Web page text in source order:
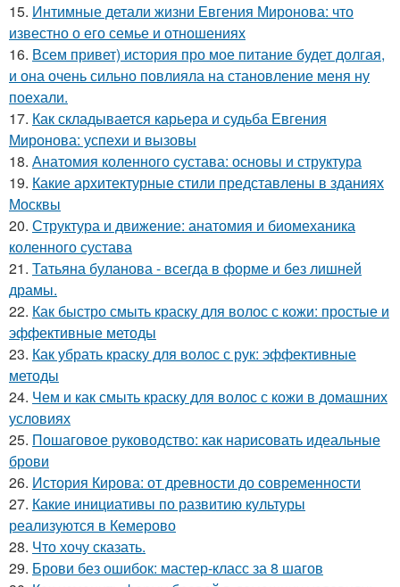
15. Интимные детали жизни Евгения Миронова: что
известно о его семье и отношениях
16. Всем привет) история про мое питание будет долгая,
и она очень сильно повлияла на становление меня ну
поехали.
17. Как складывается карьера и судьба Евгения
Миронова: успехи и вызовы
18. Анатомия коленного сустава: основы и структура
19. Какие архитектурные стили представлены в зданиях
Москвы
20. Структура и движение: анатомия и биомеханика
коленного сустава
21. Татьяна буланова - всегда в форме и без лишней
драмы.
22. Как быстро смыть краску для волос с кожи: простые и
эффективные методы
23. Как убрать краску для волос с рук: эффективные
методы
24. Чем и как смыть краску для волос с кожи в домашних
условиях
25. Пошаговое руководство: как нарисовать идеальные
брови
26. История Кирова: от древности до современности
27. Какие инициативы по развитию культуры
реализуются в Кемерово
28. Что хочу сказать.
29. Брови без ошибок: мастер-класс за 8 шагов